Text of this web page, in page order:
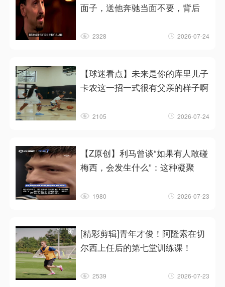
面子，送他奔驰当面不要，背后
2328 2026-07-24
【球迷看点】未来是你的库里儿子
卡农这一招一式很有父亲的样子啊
2105 2026-07-24
【Z原创】利马曾谈“如果有人敢碰
梅西，会发生什么”：这种凝聚
1980 2026-07-23
[精彩剪辑]青年才俊！阿隆索在切
尔西上任后的第七堂训练课！
2539 2026-07-23